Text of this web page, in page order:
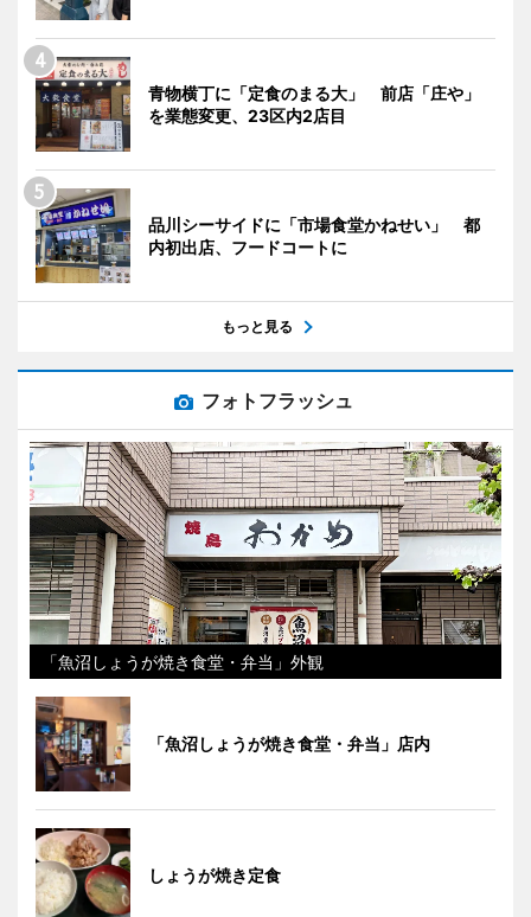
青物横丁に「定食のまる大」 前店「庄や」
を業態変更、23区内2店目
品川シーサイドに「市場食堂かねせい」 都
内初出店、フードコートに
もっと見る
フォトフラッシュ
「魚沼しょうが焼き食堂・弁当」外観
「魚沼しょうが焼き食堂・弁当」店内
しょうが焼き定食